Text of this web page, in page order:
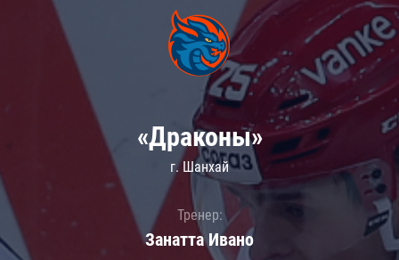
«Драконы»
г. Шанхай
Тренер:
Занатта Иванo